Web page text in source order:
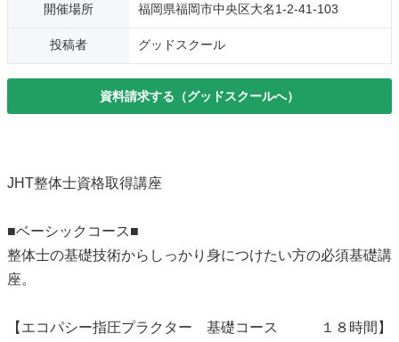
開催場所 福岡県福岡市中央区大名1-2-41-103
投稿者 グッドスクール
資料請求する（グッドスクールへ）
JHT整体士資格取得講座
■ベーシックコース■
整体士の基礎技術からしっかり身につけたい方の必須基礎講
座。
【エコパシー指圧プラクター 基礎コース １８時間】